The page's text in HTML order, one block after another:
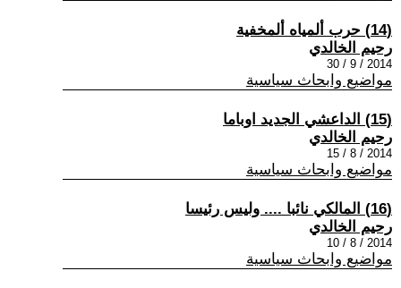
(14) حرب ألمياه ألمخفية
رحيم الخالدي
2014 / 9 / 30
مواضيع وابحاث سياسية
(15) الداعشي الجديد اوباما
رحيم الخالدي
2014 / 8 / 15
مواضيع وابحاث سياسية
(16) المالكي نائبا .... وليس رئيسا
رحيم الخالدي
2014 / 8 / 10
مواضيع وابحاث سياسية